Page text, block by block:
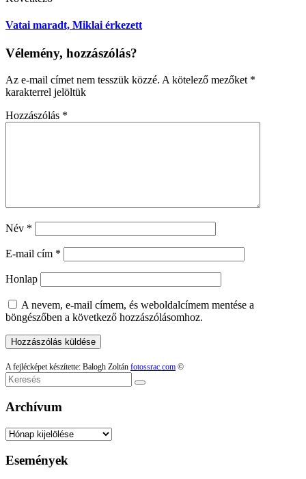
Vatai maradt, Miklai érkezett
Vélemény, hozzászólás?
Az e-mail címet nem tesszük közzé. A kötelező mezőket *
karakterrel jelöltük
Hozzászólás *
Név *
E-mail cím *
Honlap
A nevem, e-mail címem, és weboldalcímem mentése a
böngészőben a következő hozzászólásomhoz.
A fejlécképet készítette: Balogh Zoltán fotossrac.com ©
Keresés
Archívum
Archívum
Események